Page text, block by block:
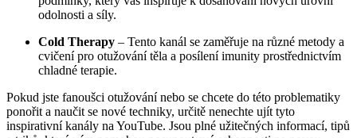
odolnosti a síly.
Cold Therapy – Tento kanál se zaměřuje na různé metody a
cvičení pro otužování těla a posílení imunity prostřednictvím
chladné terapie.
Pokud jste fanoušci otužování nebo se chcete do této problematiky
ponořit a naučit se nové techniky, určitě nenechte ujít tyto
inspirativní kanály na YouTube. Jsou plné užitečných informací, tipů